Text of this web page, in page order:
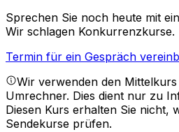
Sprechen Sie noch heute mit
Wir schlagen Konkurrenzkurse.
Termin für ein Gespräch
Wir verwenden den
Umrechner. Dies dient nur zu
Diesen Kurs erhalten Sie nicht,
Sendekurse prüfen.